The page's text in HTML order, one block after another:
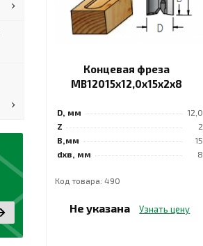
Концевая фреза
MB12015x12,0x15x2x8
D, мм
12,0
Z
2
B,мм
15
dхв, мм
8
Код товара: 490
Не указана Узнать цену